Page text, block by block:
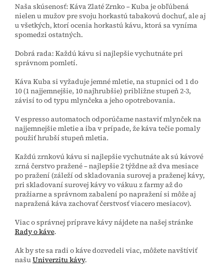
Naša skúsenosť: Káva Zlaté Zrnko – Kuba je obľúbená
nielen u mužov pre svoju horkastú tabakovú dochuť, ale aj
u všetkých, ktorí ocenia horkastú kávu, ktorá sa vyníma
spomedzi ostatných.
Dobrá rada: Každú kávu si najlepšie vychutnáte pri
správnom pomletí.
Káva Kuba si vyžaduje jemné mletie, na stupnici od 1 do
10 (1 najjemnejšie, 10 najhrubšie) približne stupeň 2-3,
závisí to od typu mlynčeka a jeho opotrebovania.
V espresso automatoch odporúčame nastaviť mlynček na
najjemnejšie mletie a iba v prípade, že káva tečie pomaly
použiť hrubší stupeň mletia.
Každú zrnkovú kávu si najlepšie vychutnáte ak sú kávové
zrná čerstvo pražené – najlepšie 2 týždne až dva mesiace
po pražení (záleží od skladovania surovej a praženej kávy,
pri skladovaní surovej kávy vo vákuu z farmy až do
pražiarne a správnom zabalení po napražení si môže aj
napražená káva zachovať čerstvosť viacero mesiacov).
Viac o správnej príprave kávy nájdete na našej stránke
Rady o káve.
Ak by ste sa radi o káve dozvedeli viac, môžete navštíviť
našuUniverzitu kávy.